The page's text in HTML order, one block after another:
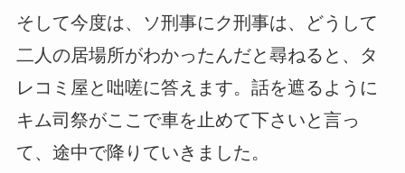
そして今度は、ソ刑事にク刑事は、どうして
二人の居場所がわかったんだと尋ねると、タ
レコミ屋と咄嗟に答えます。話を遮るように
キム司祭がここで車を止めて下さいと言っ
て、途中で降りていきました。